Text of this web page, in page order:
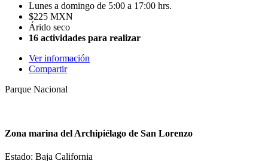
Lunes a domingo de 5:00 a 17:00 hrs.
$225 MXN
Árido seco
16 actividades para realizar
Ver información
Compartir
Parque Nacional
Zona marina del Archipiélago de San Lorenzo
Estado: Baja California